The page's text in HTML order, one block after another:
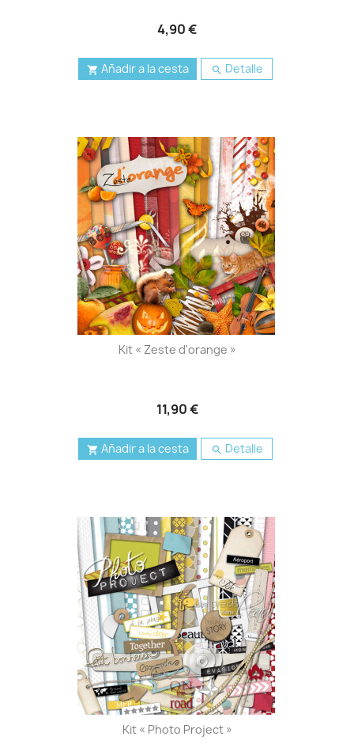
4,90 €
 Añadir a la cesta  Detalle
Kit « Zeste d'orange »
11,90 €
 Añadir a la cesta  Detalle
Kit « Photo Project »